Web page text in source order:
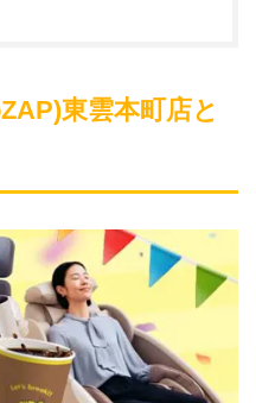
東雲本町店と